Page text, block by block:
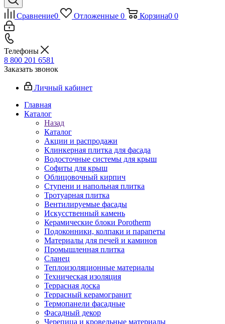
Сравнение0 Отложенные 0 Корзина0 0
Телефоны
8 800 201 6581
Заказать звонок
Личный кабинет
Главная
Каталог
Назад
Каталог
Акции и распродажи
Клинкерная плитка для фасада
Водосточные системы для крыш
Софиты для крыш
Облицовочный кирпич
Ступени и напольная плитка
Тротуарная плитка
Вентилируемые фасады
Искусственный камень
Керамические блоки Porotherm
Подоконники, колпаки и парапеты
Материалы для печей и каминов
Промышленная плитка
Сланец
Теплоизоляционные материалы
Техническая изоляция
Террасная доска
Террасный керамогранит
Термопанели фасадные
Фасадный декор
Черепица и кровельные материалы